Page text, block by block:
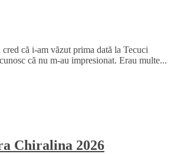
că i-am văzut prima dată la Tecuci
că nu m-au impresionat. Erau multe...
Chiralina 2026